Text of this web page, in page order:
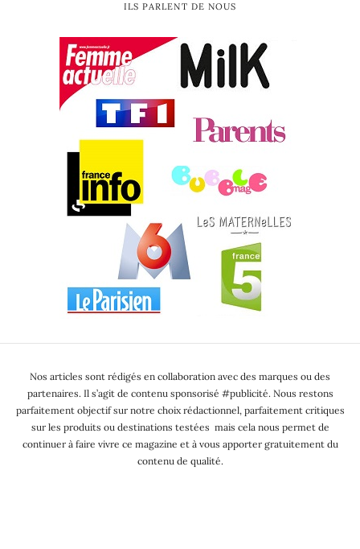
ILS PARLENT DE NOUS
Nos articles sont rédigés en collaboration avec des marques ou des
partenaires. Il s’agit de contenu sponsorisé #publicité. Nous restons
parfaitement objectif sur notre choix rédactionnel, parfaitement critiques
sur les produits ou destinations testées mais cela nous permet de
continuer à faire vivre ce magazine et à vous apporter gratuitement du
contenu de qualité.